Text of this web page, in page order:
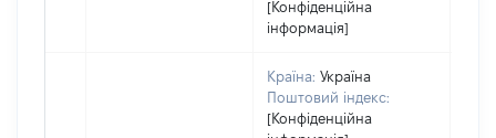
[Конфіденційна
інформація]
Країна: Україна
Поштовий індекс:
[Конфіденційна